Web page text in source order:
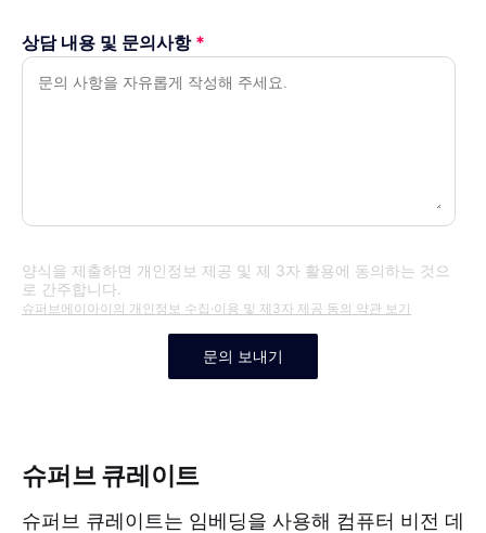
상담 내용 및 문의사항 *
양식을 제출하면 개인정보 제공 및 제 3자 활용에 동의하는 것으
로 간주합니다.
슈퍼브에이아이의 개인정보 수집·이용 및 제3자 제공 동의 약관 보기
슈퍼브 큐레이트
슈퍼브 큐레이트는 임베딩을 사용해 컴퓨터 비전 데